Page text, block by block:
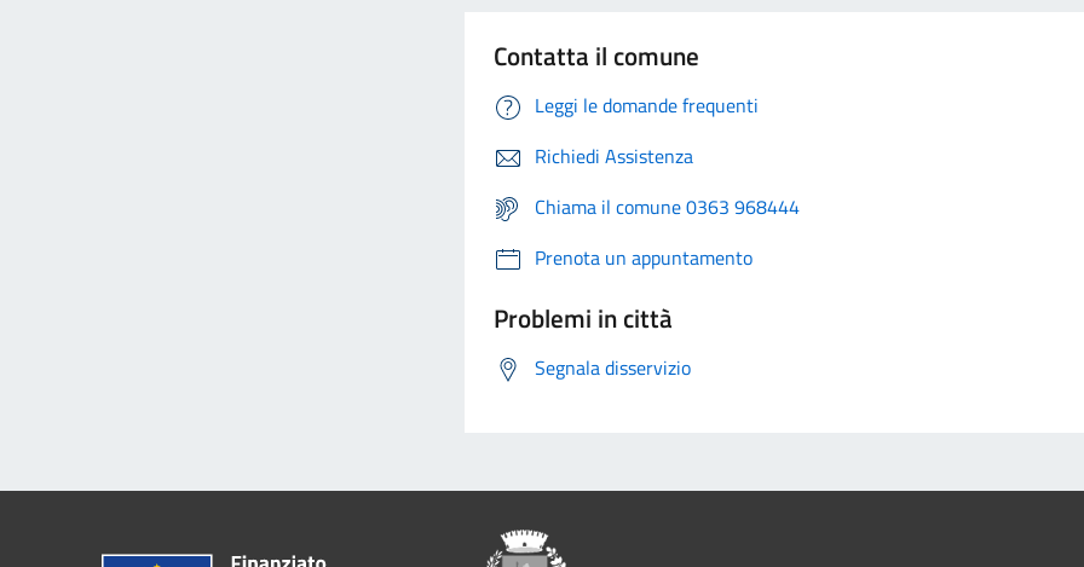
Contatta il comune
Leggi le domande frequenti
Richiedi Assistenza
Chiama il comune 0363 968444
Prenota un appuntamento
Problemi in città
Segnala disservizio